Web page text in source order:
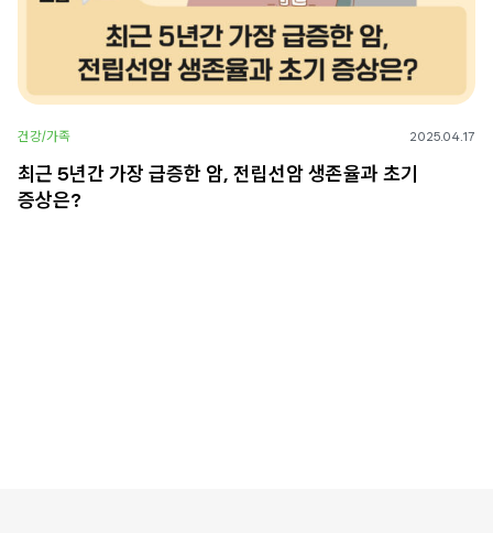
건강/가족 2025.04.17
최근 5년간 가장 급증한 암, 전립선암 생존율과 초기
증상은?